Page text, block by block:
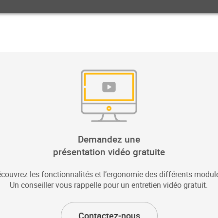
Demandez une
présentation vidéo gratuite
les fonctionnalités et l’ergonomie des différents
Un conseiller vous rappelle pour un entretien vidéo gratuit.